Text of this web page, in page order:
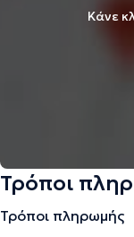
Κάνε
Τρόποι
Τρόποι πληρωμής